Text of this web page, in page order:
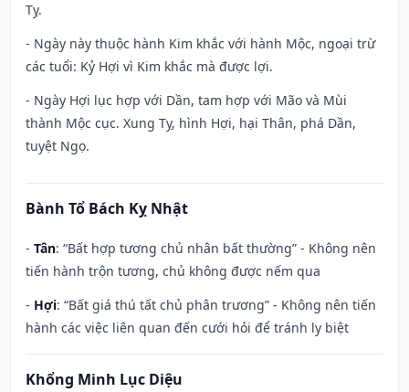
Tỵ.
- Ngày này thuộc hành Kim khắc với hành Mộc, ngoại trừ
các tuổi: Kỷ Hợi vì Kim khắc mà được lợi.
- Ngày Hợi lục hợp với Dần, tam hợp với Mão và Mùi
thành Mộc cục. Xung Tỵ, hình Hợi, hại Thân, phá Dần,
tuyệt Ngọ.
Bành Tổ Bách Kỵ Nhật
- Tân: “Bất hợp tương chủ nhân bất thường” - Không nên
tiến hành trộn tương, chủ không được nếm qua
- Hợi: “Bất giá thú tất chủ phân trương” - Không nên tiến
hành các việc liên quan đến cưới hỏi để tránh ly biệt
Khổng Minh Lục Diệu